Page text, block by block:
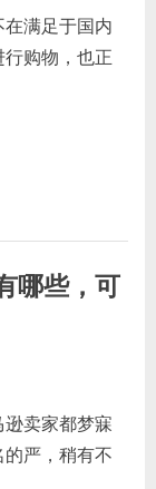
满足于国内
购物，也正
哪些，可
卖家都梦寐
严，稍有不